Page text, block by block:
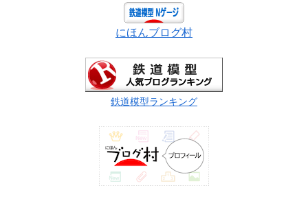
にほんブログ村
鉄道模型ランキング